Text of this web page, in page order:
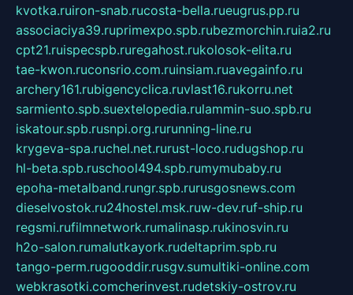
kvotka.ruiron-snab.rucosta-bella.rueugrus.pp.ru
associaciya39.ruprimexpo.spb.rubezmorchin.ruia2.ru
cpt21.ruispecspb.ruregahost.rukolosok-elita.ru
tae-kwon.ruconsrio.com.ruinsiam.ruavegainfo.ru
archery161.rubigencyclica.ruvlast16.rukorru.net
sarmiento.spb.suextelopedia.rulammin-suo.spb.ru
iskatour.spb.rusnpi.org.rurunning-line.ru
krygeva-spa.ruchel.net.rurust-loco.rudugshop.ru
hl-beta.spb.ruschool494.spb.rumymubaby.ru
epoha-metalband.rungr.spb.rurusgosnews.com
dieselvostok.ru24hostel.msk.ruw-dev.ruf-ship.ru
regsmi.rufilmnetwork.rumalinasp.rukinosvin.ru
h2o-salon.rumalutkayork.rudeltaprim.spb.ru
tango-perm.rugooddir.rusgv.sumultiki-online.com
webkrasotki.comcherinvest.rudetskiy-ostrov.ru